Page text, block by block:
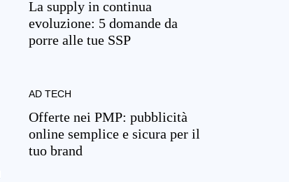
La supply in continua
evoluzione: 5 domande da
porre alle tue SSP
AD TECH
Offerte nei PMP: pubblicità
online semplice e sicura per il
tuo brand